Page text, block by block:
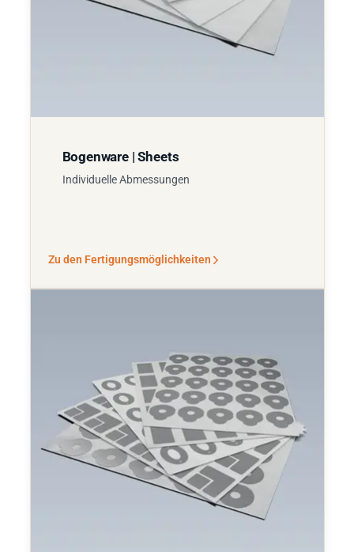
Bogenware | Sheets
Individuelle Abmessungen
Zu den Fertigungsmöglichkeiten